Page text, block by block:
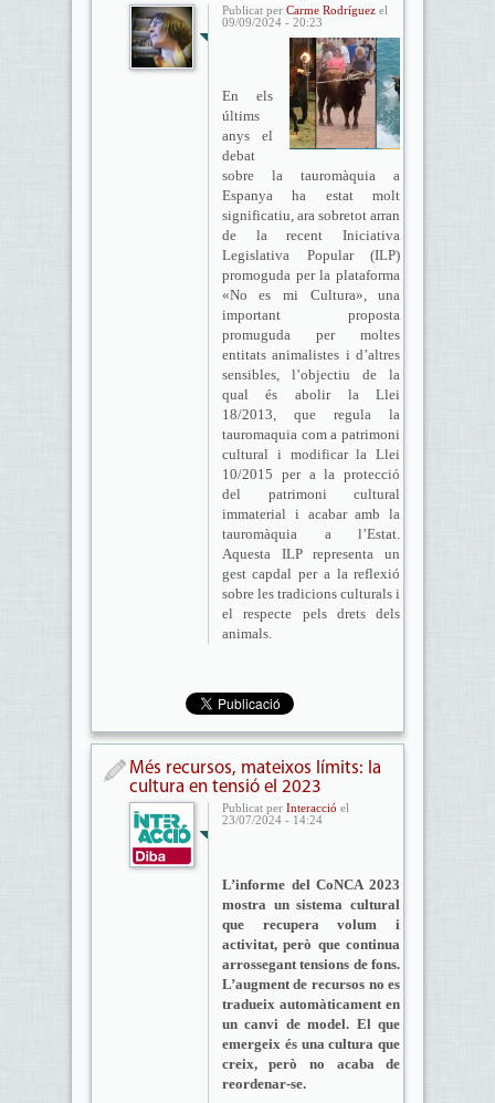
Publicat per Carme Rodríguezel
09/09/2024 - 20:23
En els
últims
anys el
debat
sobre la tauromàquia a
Espanya ha estat molt
significatiu, ara sobretot arran
de la recent Iniciativa
Legislativa Popular (ILP)
promoguda per la plataforma
«No es mi Cultura», una
important proposta
promuguda per moltes
entitats animalistes i d’altres
sensibles, l’objectiu de la
qual és abolir la Llei
18/2013, que regula la
tauromaquia com a patrimoni
cultural i modificar la Llei
10/2015 per a la protecció
del patrimoni cultural
immaterial i acabar amb la
tauromàquia a l’Estat.
Aquesta ILP representa un
gest capdal per a la reflexió
sobre les tradicions culturals i
el respecte pels drets dels
animals.
Més recursos, mateixos límits: la
cultura en tensió el 2023
Publicat per Interacció el
23/07/2024 - 14:24
L’informe del CoNCA 2023
mostra un sistema cultural
que recupera volum i
activitat, però que continua
arrossegant tensions de fons.
L’augment de recursos no es
tradueix automàticament en
un canvi de model. El que
emergeix és una cultura que
creix, però no acaba de
reordenar-se.